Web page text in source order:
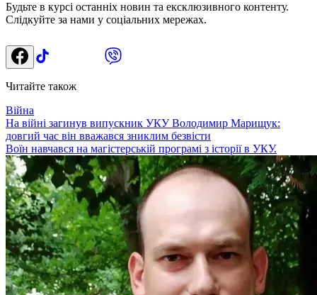
Будьте в курсі останніх новин та ексклюзивного контенту.
Слідкуйте за нами у соціальних мережах.
Читайте також
Війна
На війні загинув випускник УКУ Володимир Марищук:
довгий час він вважався зниклим безвісти
Воїн навчався на магістерській програмі з історії в УКУ.